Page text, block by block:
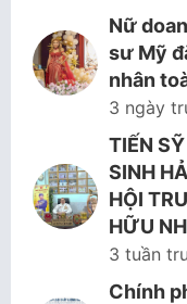
Nữ
sư Mỹ
nhân
3 ngày
TIẾN
SINH
HỘI
HỮU
3 tuần
Chính